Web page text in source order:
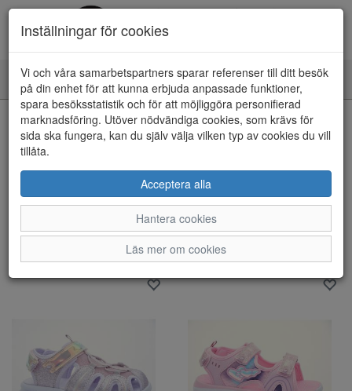
Toggle
navigation
Visa filter
Varumärke: Leaf
Rensa
47 artiklar hittade
Inställningar för cookies
Vi och våra samarbetspartners sparar referenser till ditt besök
på din enhet för att kunna erbjuda anpassade funktioner,
spara besöksstatistik och för att möjliggöra personifierad
marknadsföring. Utöver nödvändiga cookies, som krävs för
sida ska fungera, kan du själv välja vilken typ av cookies du vill
tillåta.
Acceptera alla
Hantera cookies
Läs mer om cookies